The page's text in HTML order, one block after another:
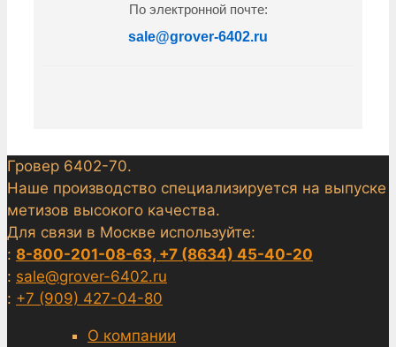
По электронной почте:
sale@grover-6402.ru
Гровер 6402-70.
Наше производство специализируется на выпуске
метизов высокого качества.
Для связи в Москве используйте:
: 8-800-201-08-63, +7 (8634) 45-40-20
: sale@grover-6402.ru
: +7 (909) 427-04-80
О компании